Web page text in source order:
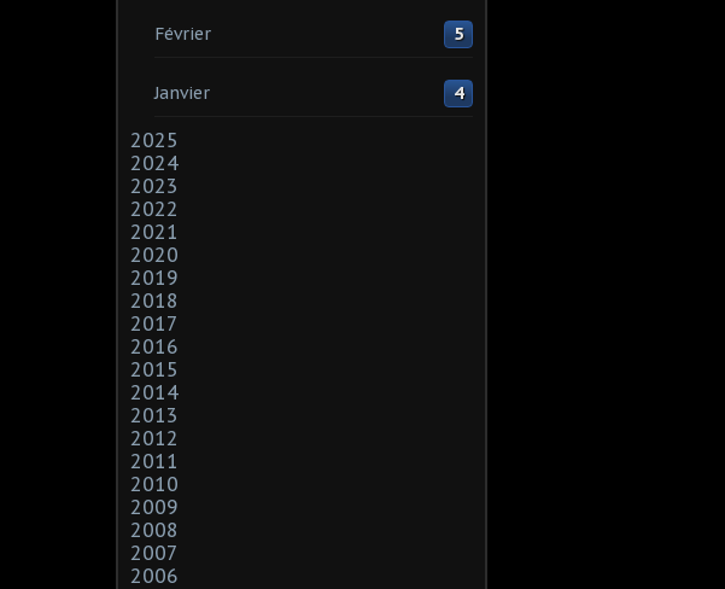
Février 5
Janvier 4
2025
2024
2023
2022
2021
2020
2019
2018
2017
2016
2015
2014
2013
2012
2011
2010
2009
2008
2007
2006